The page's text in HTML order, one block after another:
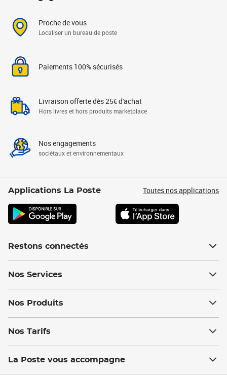
Proche de vous
Localiser un bureau de poste
Paiements 100% sécurisés
Livraison offerte dès 25€ d'achat
Hors livres et hors produits marketplace
Nos engagements
sociétaux et environnementaux
Applications La Poste Toutes nos applications
Restons connectés
Nos Services
Nos Produits
Nos Tarifs
La Poste vous accompagne